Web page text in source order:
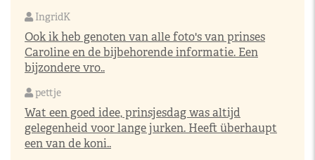
IngridK
Ook ik heb genoten van alle foto's van prinses
Caroline en de bijbehorende informatie. Een
bijzondere vro..
pettje
Wat een goed idee, prinsjesdag was altijd
gelegenheid voor lange jurken. Heeft überhaupt
een van de koni..